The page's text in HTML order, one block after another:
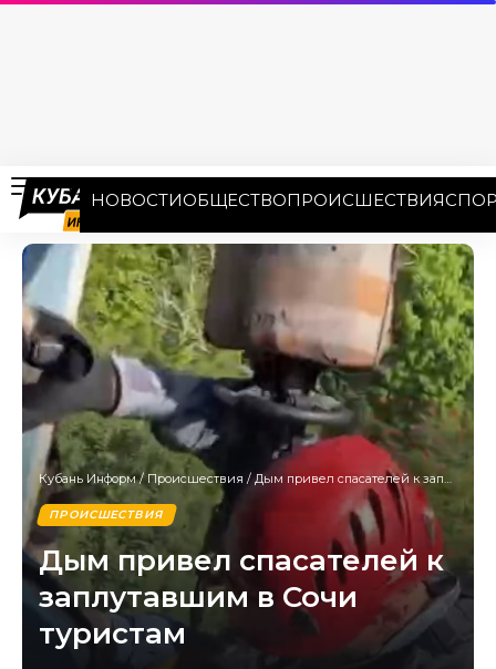
НОВОСТИОБЩЕСТВОПРОИСШЕСТВИЯ
Кубань Информ/ Происшествия /Дым привел спасателей к заплутавшим в Сочи туристам
ПРОИСШЕСТВИЯ
Дым привел спасателей к
заплутавшим в Сочи
туристам